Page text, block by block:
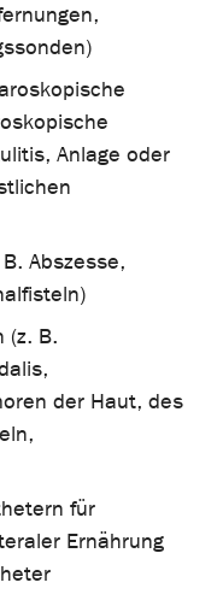
Anlage oder
Abszesse,
(z. B.
der Haut, des
für
Ernährung